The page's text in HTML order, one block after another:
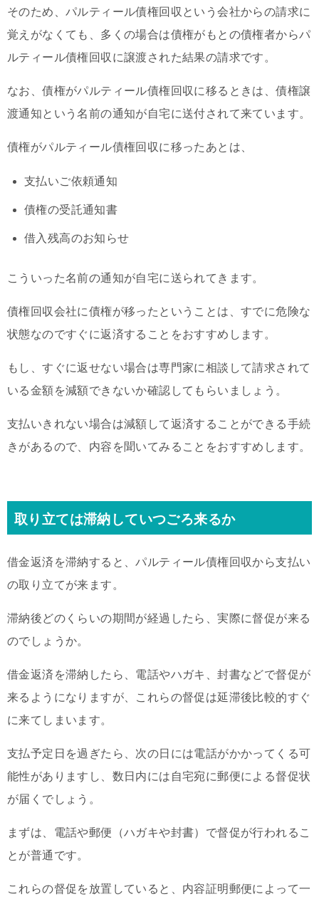
そのため、パルティール債権回収という会社からの請求に
覚えがなくても、多くの場合は債権がもとの債権者からパ
ルティール債権回収に譲渡された結果の請求です。
なお、債権がパルティール債権回収に移るときは、債権譲
渡通知という名前の通知が自宅に送付されて来ています。
債権がパルティール債権回収に移ったあとは、
支払いご依頼通知
債権の受託通知書
借入残高のお知らせ
こういった名前の通知が自宅に送られてきます。
債権回収会社に債権が移ったということは、すでに危険な
状態なのですぐに返済することをおすすめします。
もし、すぐに返せない場合は専門家に相談して請求されて
いる金額を減額できないか確認してもらいましょう。
支払いきれない場合は減額して返済することができる手続
きがあるので、内容を聞いてみることをおすすめします。
取り立ては滞納していつごろ来るか
借金返済を滞納すると、パルティール債権回収から支払い
の取り立てが来ます。
滞納後どのくらいの期間が経過したら、実際に督促が来る
のでしょうか。
借金返済を滞納したら、電話やハガキ、封書などで督促が
来るようになりますが、これらの督促は延滞後比較的すぐ
に来てしまいます。
支払予定日を過ぎたら、次の日には電話がかかってくる可
能性がありますし、数日内には自宅宛に郵便による督促状
が届くでしょう。
まずは、電話や郵便（ハガキや封書）で督促が行われるこ
とが普通です。
これらの督促を放置していると、内容証明郵便によって一